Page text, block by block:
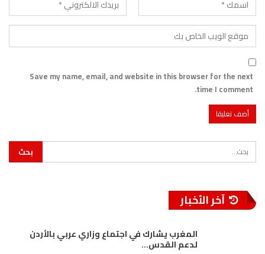
Save my name, email, and website in this browser for the next
time I comment.
آخر الأخبار
المغرب يشارك في اجتماع وزاري عربي بالأردن
لدعم القدس…